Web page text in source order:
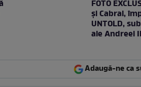
FOTO
şi Cabral,
UNTOLD,
ale Andreei
Adaugă-ne ca